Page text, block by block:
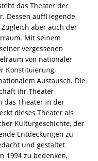
das Theater der
Dessen auffl iegende
aber auch der
Mit seinem
vergessenen
von nationaler
Konstituierung,
Austausch. Die
ihr Theater
das Theater in der
dieses Theater als
Kulturgeschichte, der
Entdeckungen zu
und gestaltet
1994 zu bedenken,